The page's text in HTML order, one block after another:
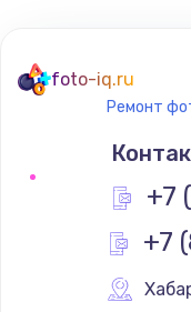
foto-iq.ru
Ремонт
+7
+7